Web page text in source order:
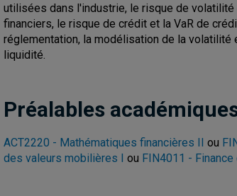
utilisées dans l'industrie, le risque de
financiers, le risque de crédit et la VaR de
réglementation, la modélisation de la
liquidité.
Préalables
ACT2220 - Mathématiques financières II ou
des valeurs mobilières I ou FIN4011 -